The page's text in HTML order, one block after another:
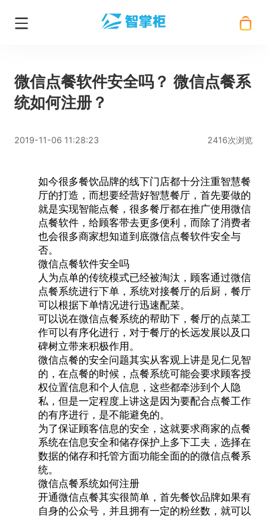
微信点餐软件安全吗？ 微信点餐系
统如何注册？
2019-11-06 11:28:23 2416次浏览
如今很多餐饮品牌的线下门店都十分注重智慧餐
厅的打造，而想要经营好智慧餐厅，首先要做的
就是实现智能点餐，很多餐厅都在推广使用微信
点餐软件，给顾客带去更多便利，而除了消费者
也会很多商家想知道到底微信点餐软件安全与
否。
微信点餐软件安全吗
人为点单的传统模式已经被淘汰，顾客通过微信
点餐系统进行下单，系统对接餐厅的后厨，餐厅
可以根据下单情况进行迅速配菜。
可以说在微信点餐系统的帮助下，餐厅的点菜工
作可以有序化进行，对于餐厅的长远发展以及口
碑树立带来积极作用。
微信点餐的安全问题其实从客观上讲是见仁见智
的，在点餐的时候，点餐系统可能会要求顾客授
权位置信息和个人信息，这些都牵涉到个人隐
私，但是一定程度上讲这是因为要配合点餐工作
的有序进行，是不能避免的。
为了保证顾客信息的安全，这就要求商家的点餐
系统在信息安全和储存保护上多下工夫，选择在
数据的储存和托管方面功能全面的的微信点餐系
统。
微信点餐系统如何注册
开通微信点餐其实很简单，首先餐饮品牌如果有
自身的公众号，并且拥有一定的粉丝数，就可以